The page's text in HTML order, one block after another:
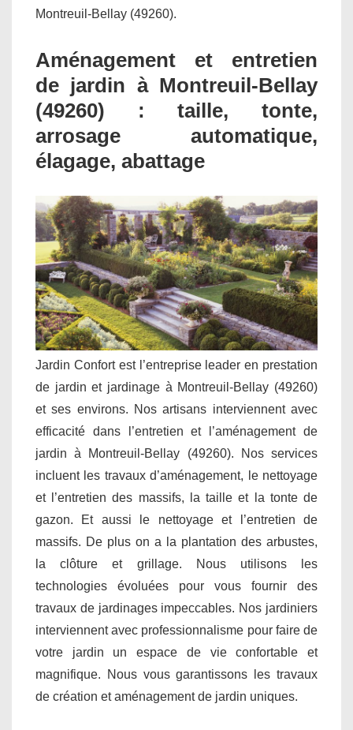
Montreuil-Bellay (49260).
Aménagement et entretien
de jardin à Montreuil-Bellay
(49260) : taille, tonte,
arrosage automatique,
élagage, abattage
Jardin Confort est l’entreprise leader en prestation
de jardin et jardinage à Montreuil-Bellay (49260)
et ses environs. Nos artisans interviennent avec
efficacité dans l’entretien et l’aménagement de
jardin à Montreuil-Bellay (49260). Nos services
incluent les travaux d’aménagement, le nettoyage
et l’entretien des massifs, la taille et la tonte de
gazon. Et aussi le nettoyage et l’entretien de
massifs. De plus on a la plantation des arbustes,
la clôture et grillage. Nous utilisons les
technologies évoluées pour vous fournir des
travaux de jardinages impeccables. Nos jardiniers
interviennent avec professionnalisme pour faire de
votre jardin un espace de vie confortable et
magnifique. Nous vous garantissons les travaux
de création et aménagement de jardin uniques.